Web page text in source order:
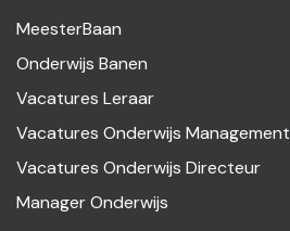
MeesterBaan
Onderwijs Banen
Vacatures Leraar
Vacatures Onderwijs Management
Vacatures Onderwijs Directeur
Manager Onderwijs